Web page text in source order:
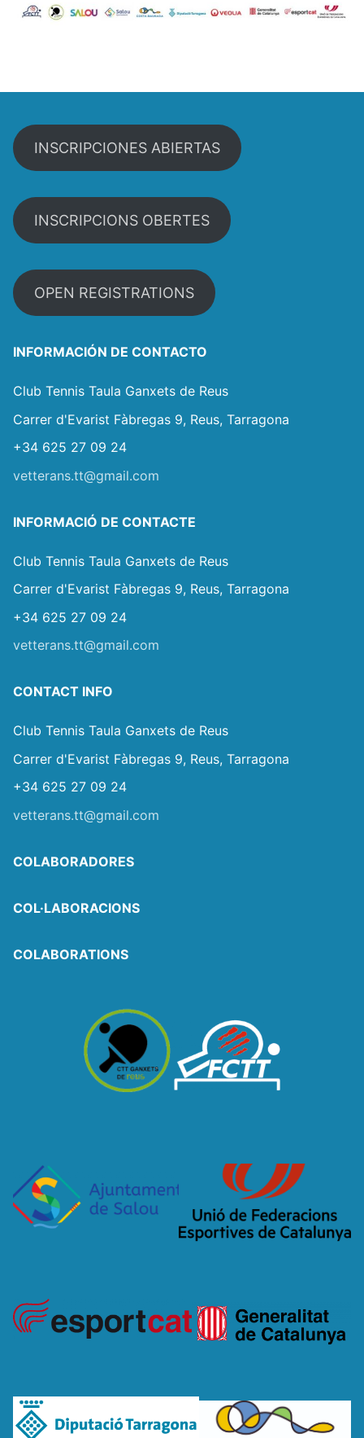
INSCRIPCIONES ABIERTAS
INSCRIPCIONS OBERTES
OPEN REGISTRATIONS
INFORMACIÓN DE CONTACTO
Club Tennis Taula Ganxets de Reus
Carrer d'Evarist Fàbregas 9, Reus, Tarragona
+34 625 27 09 24
vetterans.tt@gmail.com
INFORMACIÓ DE CONTACTE
Club Tennis Taula Ganxets de Reus
Carrer d'Evarist Fàbregas 9, Reus, Tarragona
+34 625 27 09 24
vetterans.tt@gmail.com
CONTACT INFO
Club Tennis Taula Ganxets de Reus
Carrer d'Evarist Fàbregas 9, Reus, Tarragona
+34 625 27 09 24
vetterans.tt@gmail.com
COLABORADORES
COL·LABORACIONS
COLABORATIONS